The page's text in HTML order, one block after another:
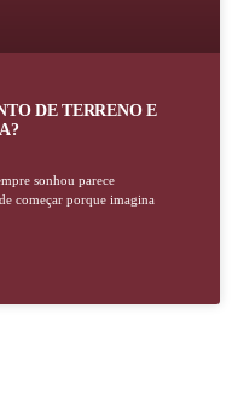
DE TERRENO E
sonhou parece
começar porque imagina